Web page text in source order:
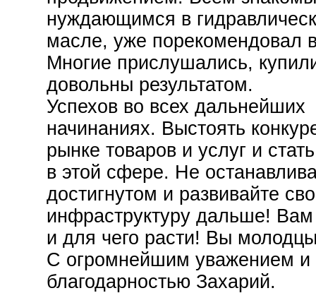
нуждающимся в
масле, уже порекомендовал
Многие прислушались,
довольны результатом.
Успехов во всех дальнейших
начинаниях. Выстоять
рынке товаров и услуг и
в этой сфере. Не
достигнутом и развивайте
инфраструктуру дальше! Вам
и для чего расти! Вы
С огромнейшим уважением и
благодарностью Захарий.